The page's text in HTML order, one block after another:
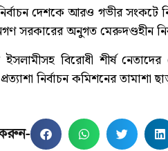
দেশকে আরও গভীর সংকটে
সরকারের অনুগত মেরুদণ্ডহীন
ইসলামীসহ বিরোধী শীর্ষ
প্রত্যাশা নির্বাচন কমিশনের